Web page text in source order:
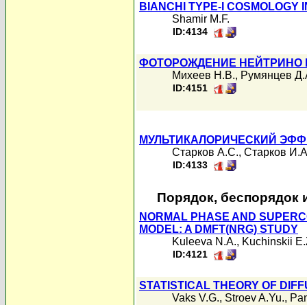
BIANCHI TYPE-I COSMOLOGY
Shamir M.F.
ID:4134
ФОТОРОЖДЕНИЕ НЕЙТРИНО
Михеев Н.В., Румянцев
ID:4151
МУЛЬТИКАЛОРИЧЕСКИЙ
Старков А.С., Старков
ID:4133
Порядок, беспорядок
NORMAL PHASE AND
MODEL: A DMFT(NRG) STUDY
Kuleeva N.A., Kuchinskii
ID:4121
STATISTICAL THEORY OF
Vaks V.G., Stroev A.Yu.,